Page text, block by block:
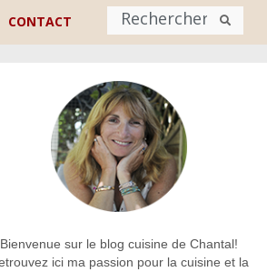
CONTACT
Nom
Bienvenue sur le blog cuisine de Chantal!
ici ma passion pour la cuisine et la